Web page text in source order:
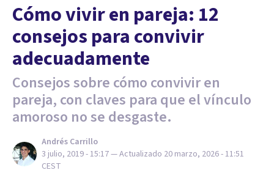
Cómo vivir en pareja: 12
consejos para convivir
adecuadamente
Consejos sobre cómo convivir en
pareja, con claves para que el vínculo
amoroso no se desgaste.
Andrés Carrillo
3 julio, 2019 - 15:17— Actualizado 20 marzo, 2026 - 11:51
CEST